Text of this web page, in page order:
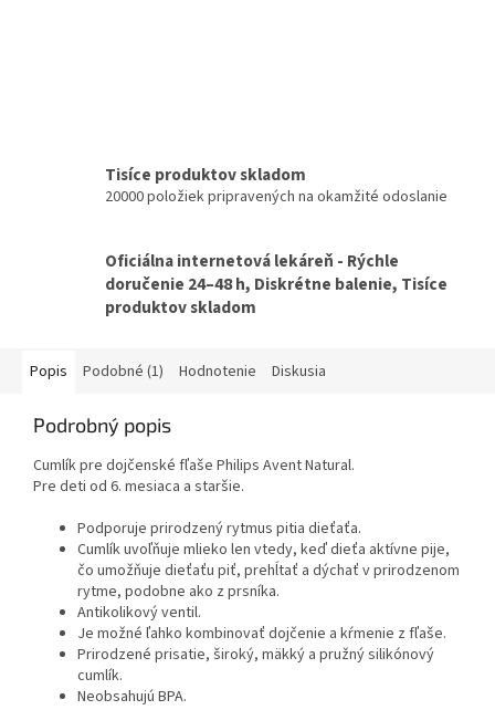
Tisíce produktov skladom
20000 položiek pripravených na okamžité odoslanie
Oficiálna internetová lekáreň - Rýchle
doručenie 24–48 h, Diskrétne balenie, Tisíce
produktov skladom
Popis Podobné (1) Hodnotenie Diskusia
Podrobný popis
Cumlík pre dojčenské fľaše Philips Avent Natural.
Pre deti od 6. mesiaca a staršie.
Podporuje prirodzený rytmus pitia dieťaťa.
Cumlík uvoľňuje mlieko len vtedy, keď dieťa aktívne pije,
čo umožňuje dieťaťu piť, prehĺtať a dýchať v prirodzenom
rytme, podobne ako z prsníka.
Antikolikový ventil.
Je možné ľahko kombinovať dojčenie a kŕmenie z fľaše.
Prirodzené prisatie, široký, mäkký a pružný silikónový
cumlík.
Neobsahujú BPA.